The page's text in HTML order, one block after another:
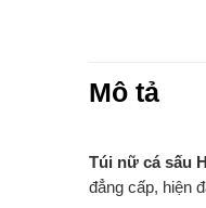
Mô tả
Túi nữ cá sấu
đẳng cấp, hiện